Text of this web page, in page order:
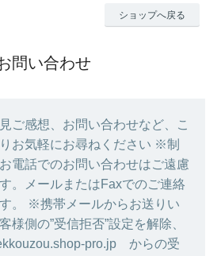
ショップへ戻る
問い合わせ
ご感想、お問い合わせなど、こ
お気軽にお尋ねください ※制
電話でのお問い合わせはご遠慮
。メールまたはFaxでのご連絡
。 ※携帯メールからお送りい
様側の”受信拒否”設定を解除、
pro.jp からの受